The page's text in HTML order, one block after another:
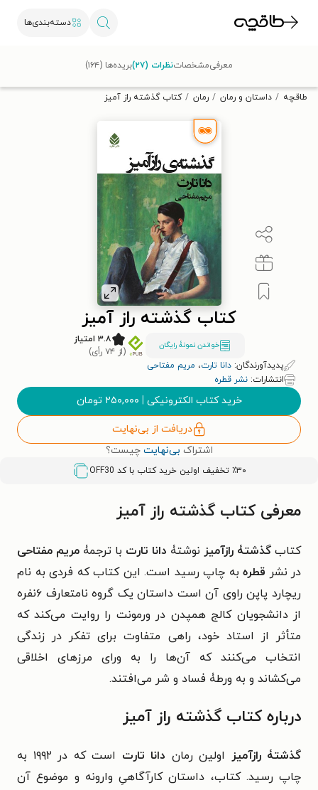
دسته‌بندی‌ها
تخفیف از طاقچه دریافت کن.
طاقچه داستان و رمان رمان کتاب گذشته راز آمیز
کتاب گذشته راز آمیز
خواندن نمونۀ رایگان
۳.۸ امتیاز
(از ۷۴ رأی)
پدیدآورندگان: دانا تارت، مریم مفتاحی
انتشارات: نشر قطره
خرید کتاب الکترونیکی | ۲۵۰,۰۰۰ تومان
دریافت از بی‌نهایت
اشتراک بی‌نهایت چیست؟
٪۳۰ تخفیف اولین خرید کتاب با کد OFF30
معرفیمشخصاتنظرات (۲۷) بریده‌ها (۱۶۴)
معرفی کتاب گذشته راز آمیز
کتاب گذشتۀ رازآمیز نوشتۀ دانا تارت با ترجمۀ مریم مفتاحی
در نشر قطره به چاپ رسید است. این کتاب که فردی به نام
ریچارد پاپن راوی آن است داستان یک گروه نامتعارف ۶نفره
از دانشجویان کالج همپدن در ورمونت را روایت می‌کند که
متأثر از استاد خود، راهی متفاوت برای تفکر در زندگی
انتخاب می‌کنند که آن‌ها را به ورای مرزهای اخلاقی
می‌کشاند و به ورطۀ فساد و شر می‌افتند.
درباره کتاب گذشته راز آمیز
گذشتۀ رازآمیز اولین رمان دانا تارت
است که در ۱۹۹۲ به
چاپ رسید. کتاب، داستان کارآگاهیِ وارونه و موضوع آن